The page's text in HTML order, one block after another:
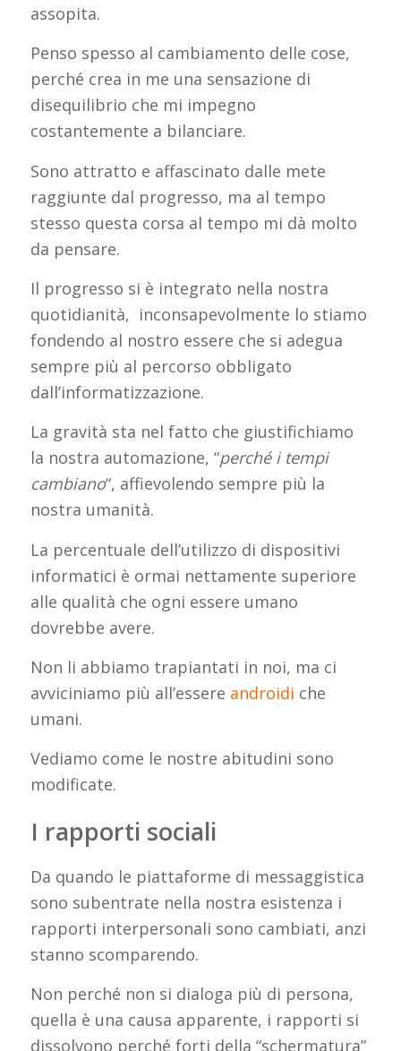
assopita.
Penso spesso al cambiamento delle cose,
perché crea in me una sensazione di
disequilibrio che mi impegno
costantemente a bilanciare.
Sono attratto e affascinato dalle mete
raggiunte dal progresso, ma al tempo
stesso questa corsa al tempo mi dà molto
da pensare.
Il progresso si è integrato nella nostra
quotidianità, inconsapevolmente lo stiamo
fondendo al nostro essere che si adegua
sempre più al percorso obbligato
dall’informatizzazione.
La gravità sta nel fatto che giustifichiamo
la nostra automazione, “perché i tempi
cambiano“, affievolendo sempre più la
nostra umanità.
La percentuale dell’utilizzo di dispositivi
informatici è ormai nettamente superiore
alle qualità che ogni essere umano
dovrebbe avere.
Non li abbiamo trapiantati in noi, ma ci
avviciniamo più all’essere androidi che
umani.
Vediamo come le nostre abitudini sono
modificate.
I rapporti sociali
Da quando le piattaforme di messaggistica
sono subentrate nella nostra esistenza i
rapporti interpersonali sono cambiati, anzi
stanno scomparendo.
Non perché non si dialoga più di persona,
quella è una causa apparente, i rapporti si
dissolvono perché forti della “schermatura”